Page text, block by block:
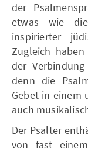
der
etwas wie
inspirierter
Zugleich
der
denn die
Gebet in einem
auch
Der Psalter
von fast